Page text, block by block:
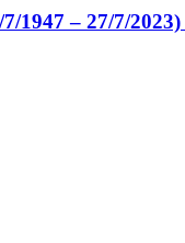
1947 – 27/7/